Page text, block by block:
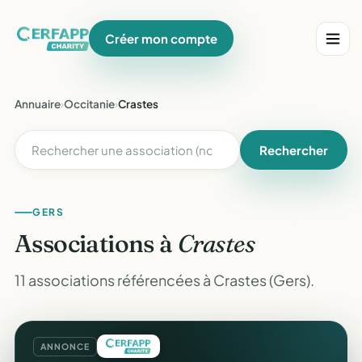
Créer mon compte
Annuaire›Occitanie›Crastes
Rechercher
GERS
Associations à Crastes
11 associations référencées à Crastes (Gers).
ANNONCE